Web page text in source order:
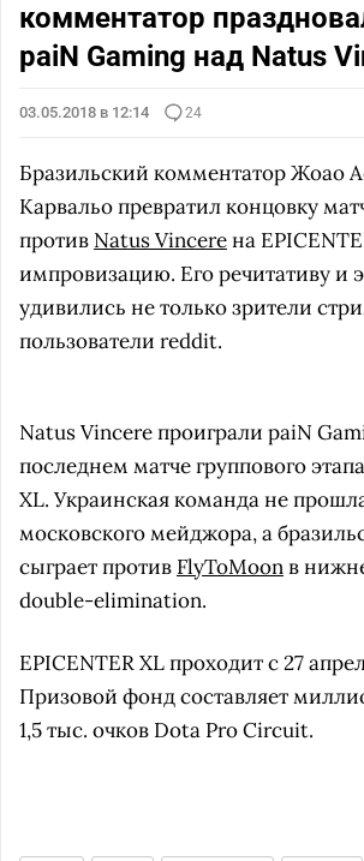
комментатор
paiN Gaming над Natus
03.05.2018 в 12:14 24
Бразильский комментатор Жоао
Карвальо превратил концовку
против Natus Vincereна
импровизацию. Его речитативу и
удивились не только зрители
пользователи reddit.
Natus Vincere проиграли paiN
последнем матче группового
XL. Украинская команда не
московского мейджора, а
сыграет против FlyToMoonв
double-elimination.
EPICENTER XL проходит с 27
Призовой фонд составляет
1,5 тыс. очков Dota Pro Circuit.